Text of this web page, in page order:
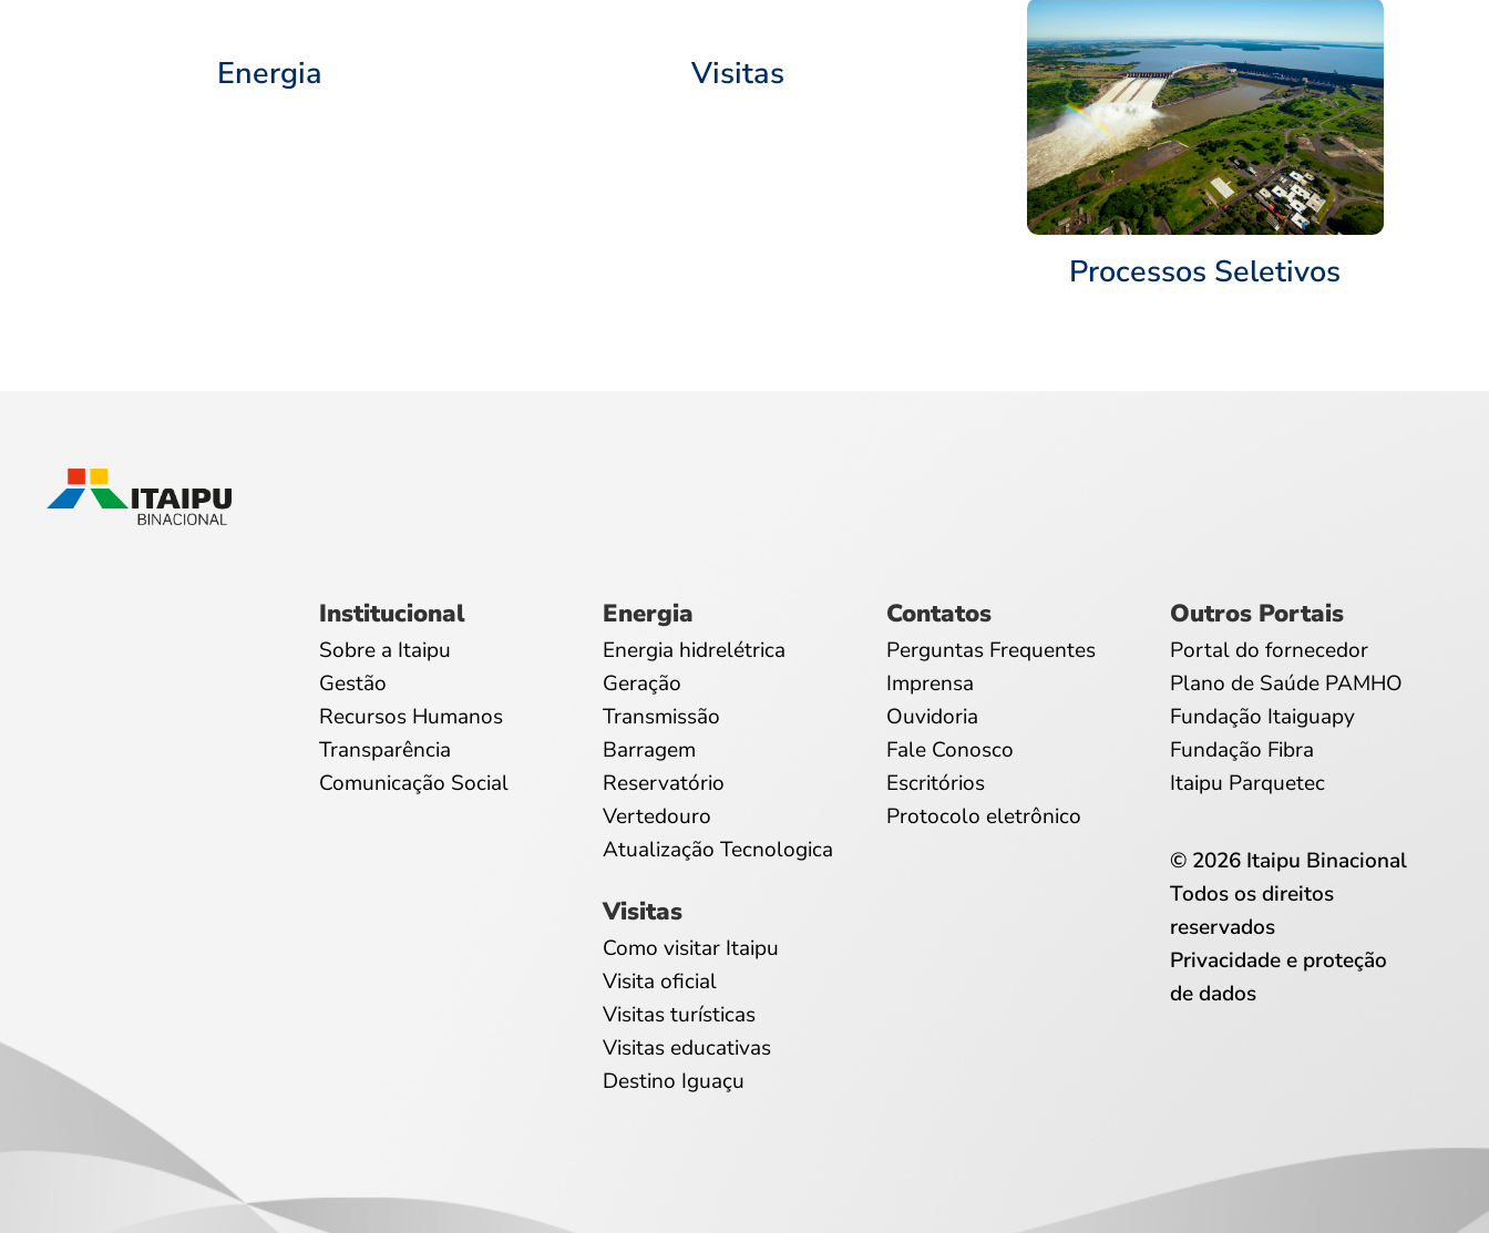
Energia Visitas
Processos Seletivos
Institucional
Sobre a Itaipu
Gestão
Recursos Humanos
Transparência
Comunicação Social
Energia
Energia hidrelétrica
Geração
Transmissão
Barragem
Reservatório
Vertedouro
Atualização Tecnologica
Visitas
Como visitar Itaipu
Visita oficial
Visitas turísticas
Visitas educativas
Destino Iguaçu
Contatos
Perguntas Frequentes
Imprensa
Ouvidoria
Fale Conosco
Escritórios
Protocolo eletrônico
Outros Portais
Portal do fornecedor
Plano de Saúde PAMHO
Fundação Itaiguapy
Fundação Fibra
Itaipu Parquetec
© 2026 Itaipu Binacional
Todos os direitos
reservados
Privacidade e proteção
de dados